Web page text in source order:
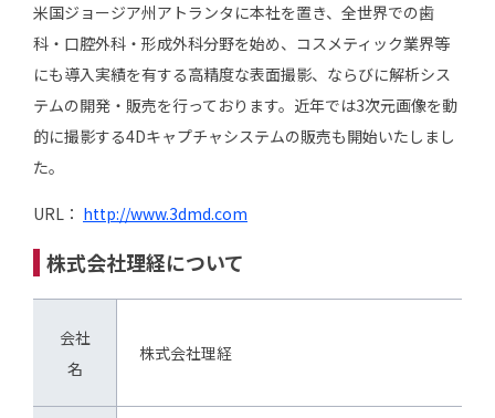
米国ジョージア州アトランタに本社を置き、全世界での歯
科・口腔外科・形成外科分野を始め、コスメティック業界等
にも導入実績を有する高精度な表面撮影、ならびに解析シス
テムの開発・販売を行っております。近年では3次元画像を動
的に撮影する4Dキャプチャシステムの販売も開始いたしまし
た。
URL： http://www.3dmd.com
株式会社理経について
会社
名
株式会社理経